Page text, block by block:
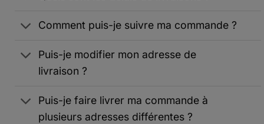
Comment puis-je suivre ma commande ?
Puis-je modifier mon adresse de
livraison ?
Puis-je faire livrer ma commande à
plusieurs adresses différentes ?